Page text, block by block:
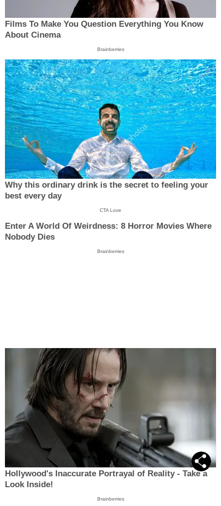
Films To Make You Question Everything You Know
About Cinema
Brainberries
Why this ordinary drink is the secret to feeling your
best every day
CTA Love
Enter A World Of Weirdness: 8 Horror Movies Where
Nobody Dies
Brainberries
Hollywood's Inaccurate Portrayal of Reality - Take a
Look Inside!
Brainberries